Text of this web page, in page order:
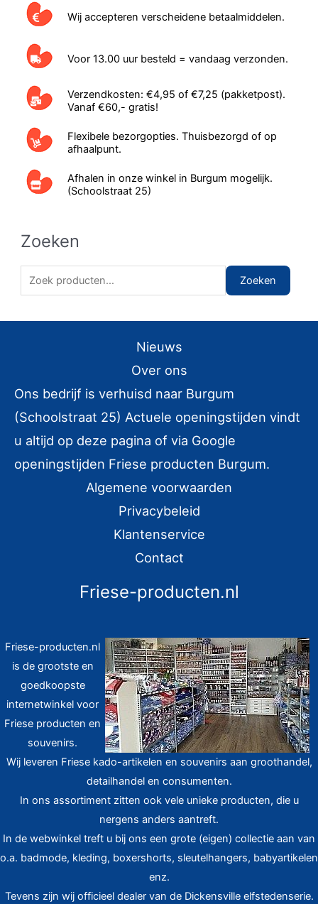
Wij accepteren verscheidene betaalmiddelen.
Voor 13.00 uur besteld = vandaag verzonden.
Verzendkosten: €4,95 of €7,25 (pakketpost).
Vanaf €60,- gratis!
Flexibele bezorgopties. Thuisbezorgd of op
afhaalpunt.
Afhalen in onze winkel in Burgum mogelijk.
(Schoolstraat 25)
Zoeken
Zoeken naar: Zoeken
Nieuws
Over ons
Ons bedrijf is verhuisd naar Burgum
(Schoolstraat 25) Actuele openingstijden vindt
u altijd op deze pagina of via Google
openingstijden Friese producten Burgum.
Algemene voorwaarden
Privacybeleid
Klantenservice
Contact
Friese-producten.nl
Friese-producten.nl
is de grootste en
goedkoopste
internetwinkel voor
Friese producten en
souvenirs.
Wij leveren Friese kado-artikelen en souvenirs aan groothandel,
detailhandel en consumenten.
In ons assortiment zitten ook vele unieke producten, die u
nergens anders aantreft.
In de webwinkel treft u bij ons een grote (eigen) collectie aan van
o.a. badmode, kleding, boxershorts, sleutelhangers, babyartikelen
enz.
Tevens zijn wij officieel dealer van de Dickensville elfstedenserie.